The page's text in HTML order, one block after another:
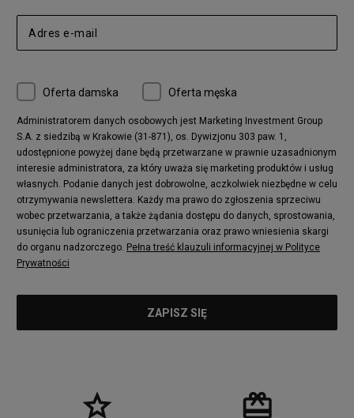
Oferta damska Oferta męska
Administratorem danych osobowych jest Marketing Investment Group
S.A. z siedzibą w Krakowie (31-871), os. Dywizjonu 303 paw. 1,
udostępnione powyżej dane będą przetwarzane w prawnie uzasadnionym
interesie administratora, za który uważa się marketing produktów i usług
własnych. Podanie danych jest dobrowolne, aczkolwiek niezbędne w celu
otrzymywania newslettera. Każdy ma prawo do zgłoszenia sprzeciwu
wobec przetwarzania, a także żądania dostępu do danych, sprostowania,
usunięcia lub ograniczenia przetwarzania oraz prawo wniesienia skargi
do organu nadzorczego. Pełna treść klauzuli informacyjnej w Polityce
Prywatności